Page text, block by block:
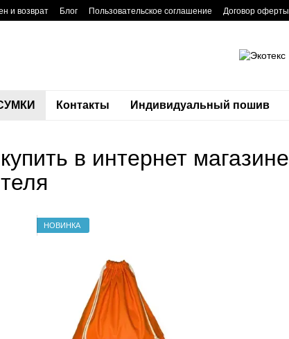
и возврат Блог Пользовательское соглашение Договор оферты
Контакты Индивидуальный пошив
в интернет магазине
НОВИНКА